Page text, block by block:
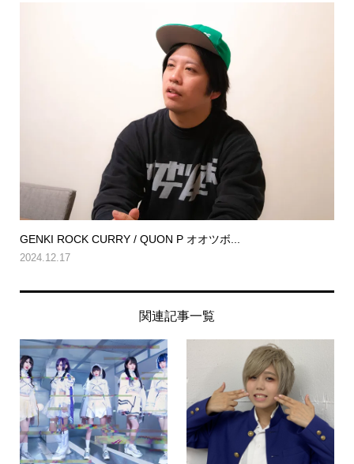
GENKI ROCK CURRY / QUON P オオツボ...
2024.12.17
関連記事一覧